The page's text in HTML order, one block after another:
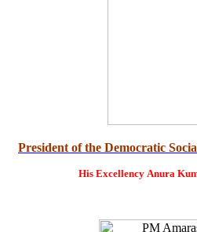
President of the Democratic
His Excellency Anura